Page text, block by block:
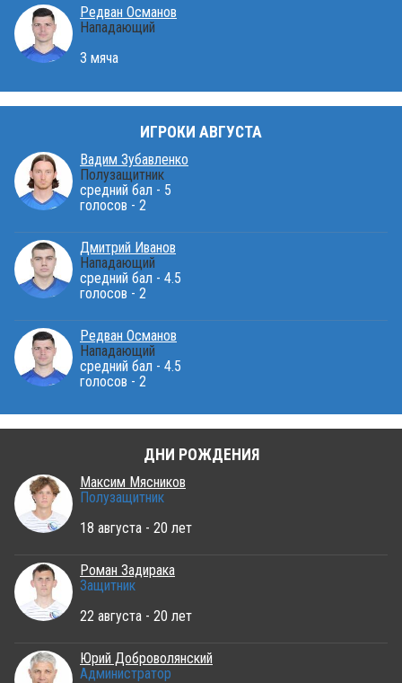
Редван Османов
Нападающий
3 мяча
ИГРОКИ АВГУСТА
Вадим Зубавленко
Полузащитник
средний бал - 5
голосов - 2
Дмитрий Иванов
Нападающий
средний бал - 4.5
голосов - 2
Редван Османов
Нападающий
средний бал - 4.5
голосов - 2
ДНИ РОЖДЕНИЯ
Максим Мясников
Полузащитник
18 августа - 20 лет
Роман Задирака
Защитник
22 августа - 20 лет
Юрий Доброволянский
Администратор